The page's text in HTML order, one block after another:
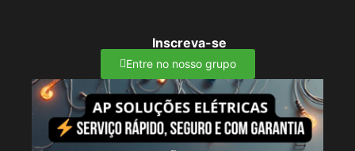
Inscreva-se
Entre no nosso grupo